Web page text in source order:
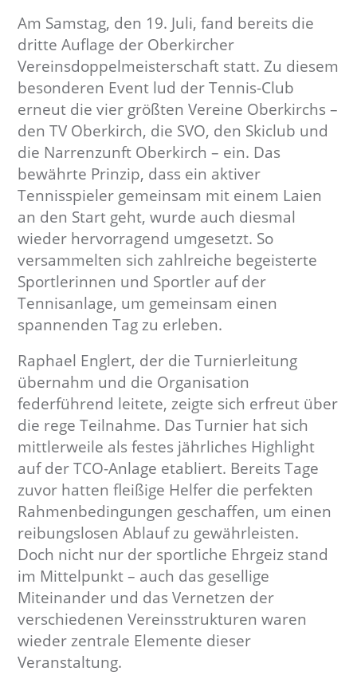
Am Samstag, den 19. Juli, fand bereits die
dritte Auflage der Oberkircher
Vereinsdoppelmeisterschaft statt. Zu diesem
besonderen Event lud der Tennis-Club
erneut die vier größten Vereine Oberkirchs –
den TV Oberkirch, die SVO, den Skiclub und
die Narrenzunft Oberkirch – ein. Das
bewährte Prinzip, dass ein aktiver
Tennisspieler gemeinsam mit einem Laien
an den Start geht, wurde auch diesmal
wieder hervorragend umgesetzt. So
versammelten sich zahlreiche begeisterte
Sportlerinnen und Sportler auf der
Tennisanlage, um gemeinsam einen
spannenden Tag zu erleben.
Raphael Englert, der die Turnierleitung
übernahm und die Organisation
federführend leitete, zeigte sich erfreut über
die rege Teilnahme. Das Turnier hat sich
mittlerweile als festes jährliches Highlight
auf der TCO-Anlage etabliert. Bereits Tage
zuvor hatten fleißige Helfer die perfekten
Rahmenbedingungen geschaffen, um einen
reibungslosen Ablauf zu gewährleisten.
Doch nicht nur der sportliche Ehrgeiz stand
im Mittelpunkt – auch das gesellige
Miteinander und das Vernetzen der
verschiedenen Vereinsstrukturen waren
wieder zentrale Elemente dieser
Veranstaltung.